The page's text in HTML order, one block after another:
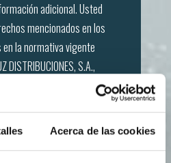
Acerca de las cookies
adicional. Usted
mencionados en los
la normativa vigente
S.A.,
solicitar a los mismos datos